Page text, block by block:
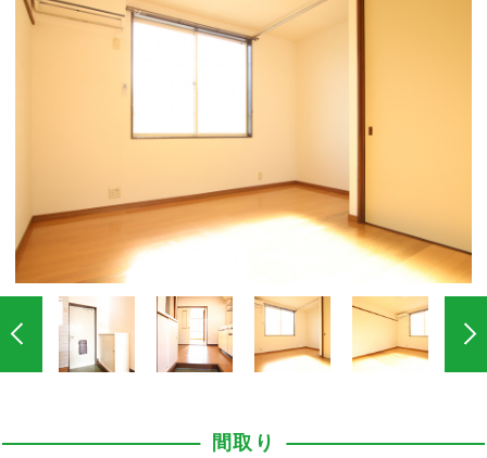
間取り